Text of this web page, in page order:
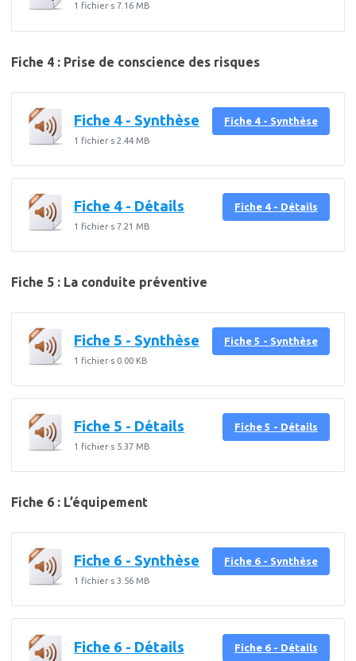
1 fichier·s7.16 MB
Fiche 4 : Prise de conscience des risques
Fiche 4 - Synthèse
1 fichier·s2.44 MB
Fiche 4 - Synthèse
Fiche 4 - Détails
1 fichier·s7.21 MB
Fiche 4 - Détails
Fiche 5 : La conduite préventive
Fiche 5 - Synthèse
1 fichier·s 0.00 KB
Fiche 5 - Synthèse
Fiche 5 - Détails
1 fichier·s 5.37 MB
Fiche 5 - Détails
Fiche 6 : L’équipement
Fiche 6 - Synthèse
1 fichier·s3.56 MB
Fiche 6 - Synthèse
Fiche 6 - Détails Fiche 6 - Détails